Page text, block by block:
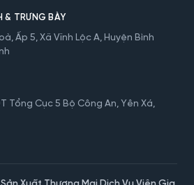
& TRƯNG BÀY
Ấp 5, Xã Vĩnh Lộc A, Huyện Bình
Tổng Cục 5 Bộ Công An, Yên Xá,